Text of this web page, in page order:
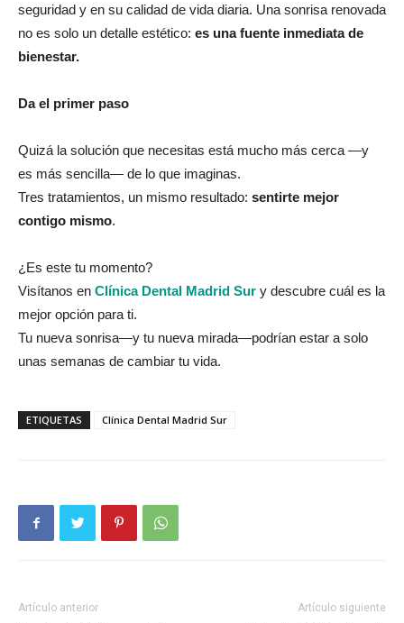
seguridad y en su calidad de vida diaria. Una sonrisa renovada
no es solo un detalle estético: es una fuente inmediata de
bienestar.
Da el primer paso
Quizá la solución que necesitas está mucho más cerca —y
es más sencilla— de lo que imaginas.
Tres tratamientos, un mismo resultado: sentirte mejor
contigo mismo.
¿Es este tu momento?
Visítanos en Clínica Dental Madrid Sur y descubre cuál es la
mejor opción para ti.
Tu nueva sonrisa—y tu nueva mirada—podrían estar a solo
unas semanas de cambiar tu vida.
ETIQUETAS Clínica Dental Madrid Sur
Artículo anterior Artículo siguiente